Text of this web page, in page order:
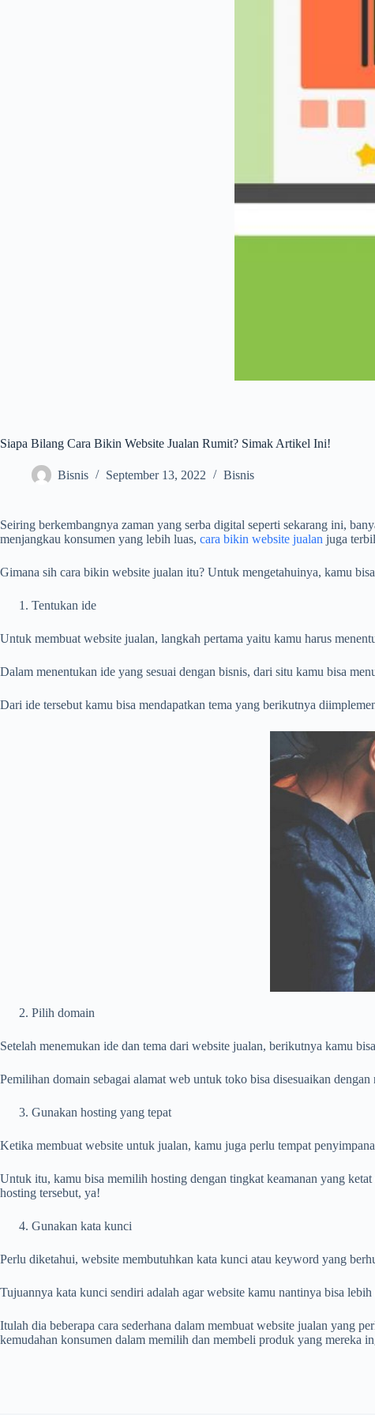
Siapa Bilang Cara Bikin Website Jualan Rumit? Simak Artikel Ini!
Bisnis September 13, 2022 Bisnis
Seiring berkembangnya zaman yang serba digital seperti sekarang ini,
menjangkau konsumen yang lebih luas, cara bikin website jualan juga
Gimana sih cara bikin website jualan itu? Untuk mengetahuinya, kamu
Tentukan ide
Untuk membuat website jualan, langkah pertama yaitu kamu harus
Dalam menentukan ide yang sesuai dengan bisnis, dari situ kamu bisa
Dari ide tersebut kamu bisa mendapatkan tema yang berikutnya
Pilih domain
Setelah menemukan ide dan tema dari website jualan, berikutnya kamu
Pemilihan domain sebagai alamat web untuk toko bisa disesuaikan
Gunakan hosting yang tepat
Ketika membuat website untuk jualan, kamu juga perlu tempat
Untuk itu, kamu bisa memilih hosting dengan tingkat keamanan yang
hosting tersebut, ya!
Gunakan kata kunci
Perlu diketahui, website membutuhkan kata kunci atau keyword yang
Tujuannya kata kunci sendiri adalah agar website kamu nantinya bisa
Itulah dia beberapa cara sederhana dalam membuat website jualan yang
kemudahan konsumen dalam memilih dan membeli produk yang